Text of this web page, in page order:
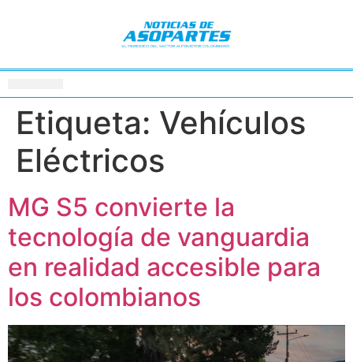
Etiqueta: Vehículos
Eléctricos
MG S5 convierte la
tecnología de vanguardia
en realidad accesible para
los colombianos